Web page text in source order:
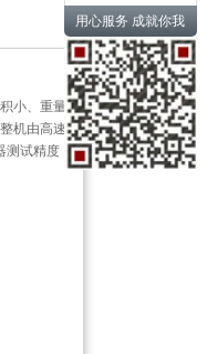
小、重量
机由高速
测试精度
用心服务 成就你我